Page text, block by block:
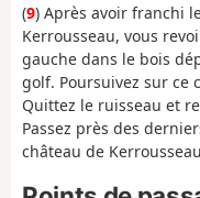
(9) Après avoir franchi
Kerrousseau, vous
gauche dans le bois
golf. Poursuivez sur ce
Quittez le ruisseau et
Passez près des
château de